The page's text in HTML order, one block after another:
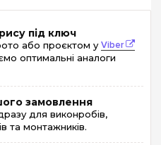
під ключ
або проєктом уViber
оптимальні аналоги
замовлення
для виконробів,
та монтажників.